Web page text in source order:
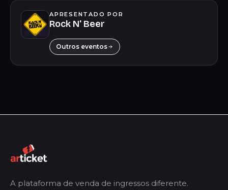
APRESENTADO POR
Rock N' Beer
Outros eventos
A plataforma de venda de ingressos diferente.